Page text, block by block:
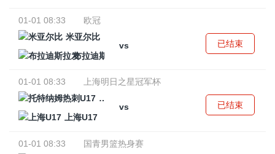
01-01 08:33
欧冠
米亚尔比
vs
布拉迪斯拉发
已结束
01-01 08:33
上海明日之星冠军杯
托特纳姆热刺U17
vs
上海U17
已结束
01-01 08:33
国青男篮热身赛